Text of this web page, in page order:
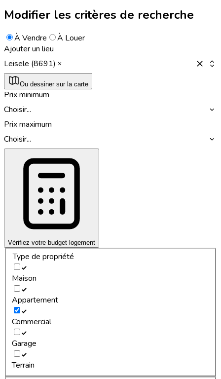
Modifier les critères de recherche
À Vendre
À Louer
Ajouter un lieu
Leisele (8691)
Ou dessiner sur la carte
Prix minimum
Choisir...
Prix maximum
Choisir...
Vérifiez votre budget logement
Type de propriété
Maison
Appartement
Commercial
Garage
Terrain